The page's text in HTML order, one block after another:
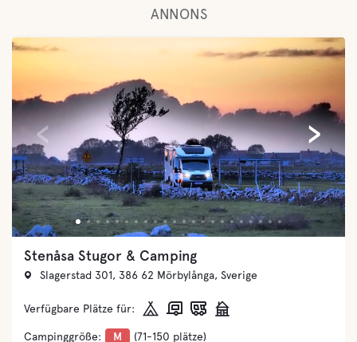
ANNONS
›
‹
Getnö - Lake Åsnen Resort
Getnö Gård AB, Getnö Gård, 362 96 Ryd, Sverige
Verfügbare Plätze für:
Campinggröße: L (151-400 plätze)